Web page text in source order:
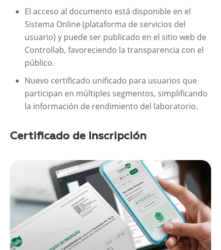
El acceso al documento está disponible en el
Sistema Online (plataforma de servicios del
usuario) y puede ser publicado en el sitio web de
Controllab, favoreciendo la transparencia con el
público.
Nuevo certificado unificado para usuarios que
participan en múltiples segmentos, simplificando
la información de rendimiento del laboratorio.
Certificado de Inscripción